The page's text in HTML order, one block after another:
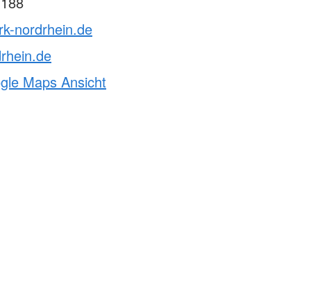
nordrhein.de
Maps Ansicht